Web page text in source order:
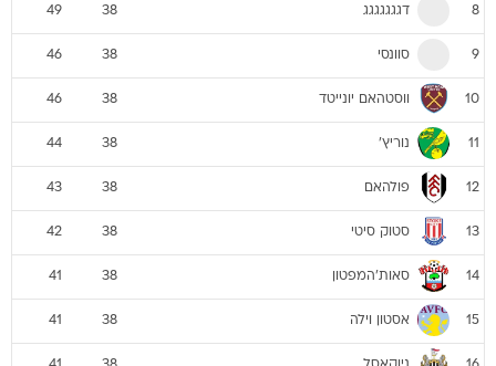
8 דגגגגגגג 38
49
9 סוונסי 38
46
10 ווסטהאם יונייטד 38
46
11 נוריץ' 38
44
12 פולהאם 38
43
13 סטוק סיטי 38
42
14 סאות'המפטון 38
41
15 אסטון וילה 38
41